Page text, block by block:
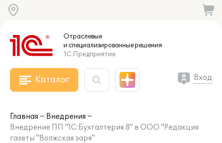
Отраслевые
и специализированныерешения
1С:Предприятие
Каталог Вход
Главная
Внедрения
Внедрение ПП "1С:Бухгалтерия 8" в ООО "Редакция
газеты "Волжская заря"